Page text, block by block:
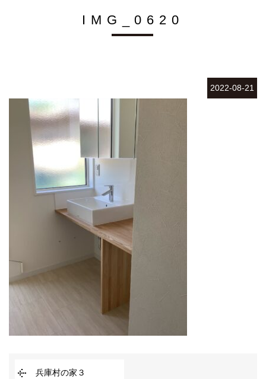
IMG_0620
2022-08-21
兵庫村の家３